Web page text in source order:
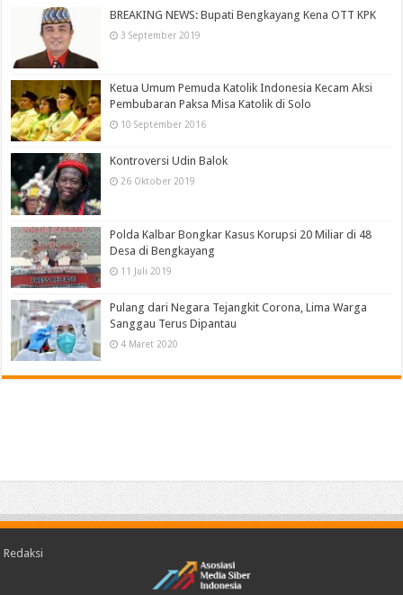
BREAKING NEWS: Bupati Bengkayang Kena OTT KPK
3 September 2019
Ketua Umum Pemuda Katolik Indonesia Kecam Aksi
Pembubaran Paksa Misa Katolik di Solo
10 September 2016
Kontroversi Udin Balok
26 Oktober 2019
Polda Kalbar Bongkar Kasus Korupsi 20 Miliar di 48
Desa di Bengkayang
11 Juli 2019
Pulang dari Negara Tejangkit Corona, Lima Warga
Sanggau Terus Dipantau
4 Maret 2020
Redaksi